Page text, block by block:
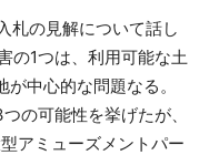
札の見解について話し
の1つは、利用可能な土
中心的な問題なる。
の可能性を挙げたが、
アミューズメントパー